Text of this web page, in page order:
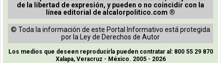
de la libertad de expresión, y pueden o no coincidir con la
línea editorial de alcalorpolitico.com ®
© Toda la información de este Portal Informativo está protegida
por la Ley de Derechos de Autor
Los medios que deseen reproducirla pueden contratar al: 800 55 29 870
Xalapa, Veracruz - México. 2005 - 2026